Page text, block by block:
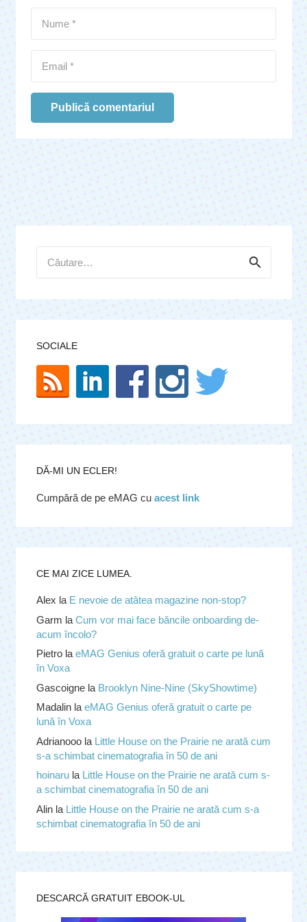
Publică comentariul
după:
SOCIALE
DĂ-MI UN ECLER!
Cumpără de pe eMAG cu acest link
CE MAI ZICE LUMEA.
Alex la E nevoie de atâtea magazine non-stop?
Garm la Cum vor mai face băncile onboarding de-
acum încolo?
Pietrola eMAG Genius oferă gratuit o carte pe lună
în Voxa
Gascoignela Brooklyn Nine-Nine (SkyShowtime)
Madalinla eMAG Genius oferă gratuit o carte pe
lună în Voxa
Adrianooola Little House on the Prairie ne arată cum
s-a schimbat cinematografia în 50 de ani
hoinarula Little House on the Prairie ne arată cum s-
a schimbat cinematografia în 50 de ani
Alinla Little House on the Prairie ne arată cum s-a
schimbat cinematografia în 50 de ani
DESCARCĂ GRATUIT EBOOK-UL